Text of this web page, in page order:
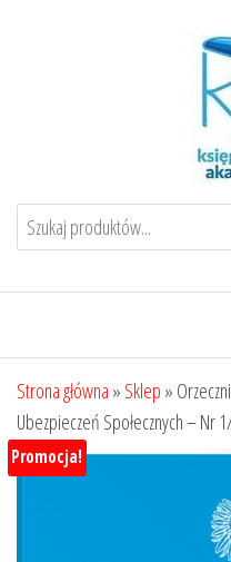
Strona główna » Sklep »
Ubezpieczeń Społecznych – Nr
Promocja!